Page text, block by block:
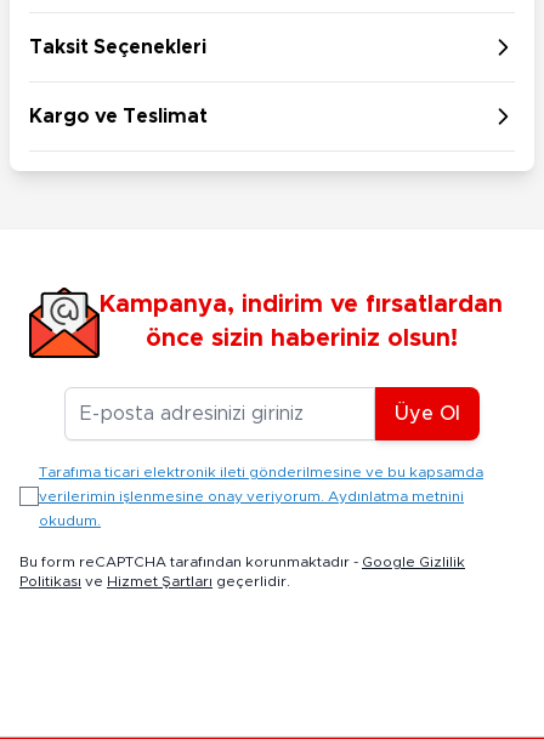
Taksit Seçenekleri
Kargo ve Teslimat
Kampanya, indirim ve fırsatlardan
önce sizin haberiniz olsun!
E-posta Adresiniz
Üye Ol
Tarafıma ticari elektronik ileti gönderilmesine ve bu kapsamda
verilerimin işlenmesine onay veriyorum. Aydınlatma metnini
okudum.
Bu form reCAPTCHA tarafından korunmaktadır - Google Gizlilik
Politikası ve Hizmet Şartları geçerlidir.